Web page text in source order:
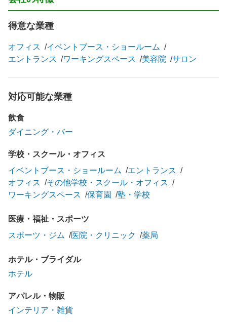
得意な業種
オフィス
イベントブース・ショールーム
エントランス
ワーキングスペース 美容院 サロン
対応可能な業種
飲食
ダイニング・バー
学校・スクール・オフィス
イベントブース・ショールーム
エントランス
オフィス
その他学校・スクール・オフィス
ワーキングスペース
保育園 塾・学校
医療・福祉・スポーツ
スポーツ・ジム
医院・クリニック 薬局
ホテル・ブライダル
ホテル
アパレル・物販
インテリア・雑貨